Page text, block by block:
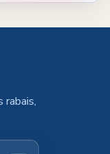
rabais,